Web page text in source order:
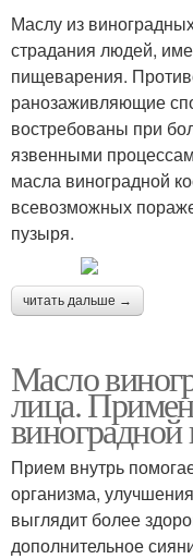
Маслу из
страдания людей,
пищеварения.
ранозаживляющие
востребованы при
язвенными
масла виноградной
всевозможных
пузыря.
читать дальше →
Масло
лица.
виноградной
Прием внутрь
организма,
выглядит более
дополнительное